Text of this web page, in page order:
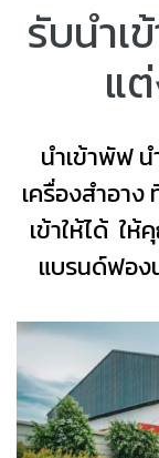
รับนำเ
แ
นำเข้าพัฟ
เครื่องสำอา
เข้าให้ได้ ใ
แบรนด์ฟอง